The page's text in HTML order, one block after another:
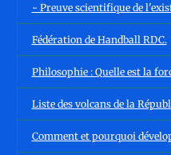
- Preuve scientifique de
Fédération de Handball RDC.
Philosophie : Quelle est la
Liste des volcans de la
Comment et pourquoi